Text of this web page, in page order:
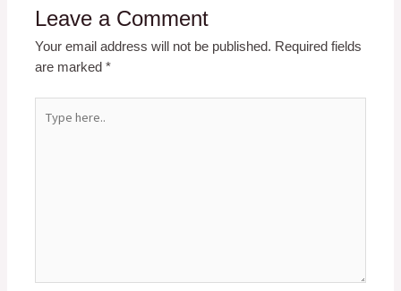
Leave a Comment
Your email address will not be published. Required fields
are marked*